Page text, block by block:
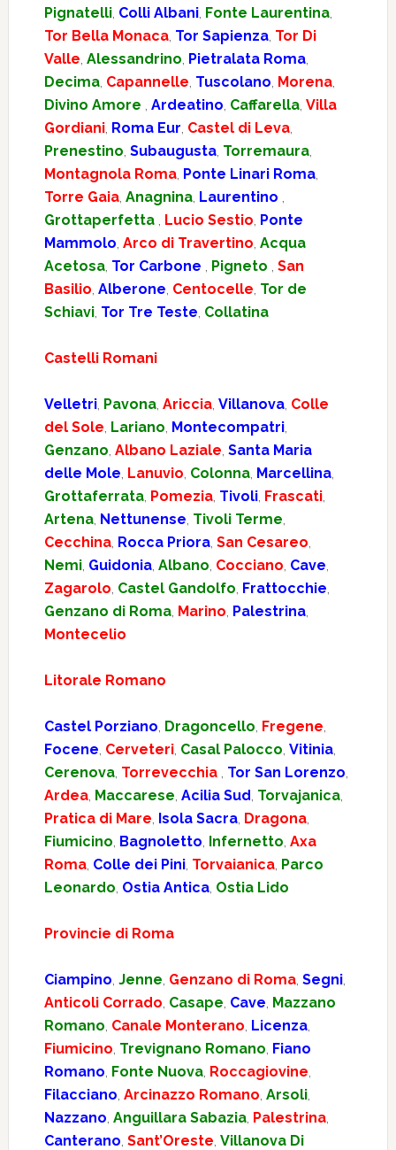
Pignatelli, Colli Albani, Fonte Laurentina,
Tor Bella Monaca, Tor Sapienza, Tor Di
Valle, Alessandrino, Pietralata Roma,
Decima, Capannelle, Tuscolano, Morena,
Divino Amore , Ardeatino, Caffarella, Villa
Gordiani, Roma Eur, Castel di Leva,
Prenestino, Subaugusta, Torremaura,
Montagnola Roma, Ponte Linari Roma,
Torre Gaia, Anagnina, Laurentino ,
Grottaperfetta , Lucio Sestio, Ponte
Mammolo, Arco di Travertino, Acqua
Acetosa, Tor Carbone , Pigneto , San
Basilio, Alberone, Centocelle, Tor de
Schiavi, Tor Tre Teste, Collatina
Castelli Romani
Velletri, Pavona, Ariccia, Villanova, Colle
del Sole, Lariano, Montecompatri,
Genzano, Albano Laziale, Santa Maria
delle Mole, Lanuvio, Colonna, Marcellina,
Grottaferrata, Pomezia, Tivoli, Frascati,
Artena, Nettunense, Tivoli Terme,
Cecchina, Rocca Priora, San Cesareo,
Nemi, Guidonia, Albano, Cocciano, Cave,
Zagarolo, Castel Gandolfo, Frattocchie,
Genzano di Roma, Marino, Palestrina,
Montecelio
Litorale Romano
Castel Porziano, Dragoncello, Fregene,
Focene, Cerveteri, Casal Palocco, Vitinia,
Cerenova, Torrevecchia , Tor San Lorenzo,
Ardea, Maccarese, Acilia Sud, Torvajanica,
Pratica di Mare, Isola Sacra, Dragona,
Fiumicino, Bagnoletto, Infernetto, Axa
Roma, Colle dei Pini, Torvaianica, Parco
Leonardo, Ostia Antica, Ostia Lido
Provincie di Roma
Ciampino, Jenne, Genzano di Roma, Segni,
Anticoli Corrado, Casape, Cave, Mazzano
Romano, Canale Monterano, Licenza,
Fiumicino, Trevignano Romano, Fiano
Romano, Fonte Nuova, Roccagiovine,
Filacciano, Arcinazzo Romano, Arsoli,
Nazzano, Anguillara Sabazia, Palestrina,
Canterano, Sant’Oreste, Villanova Di